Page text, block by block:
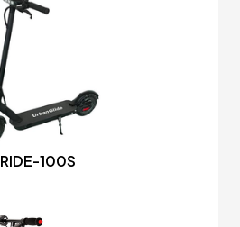
RIDE-100S